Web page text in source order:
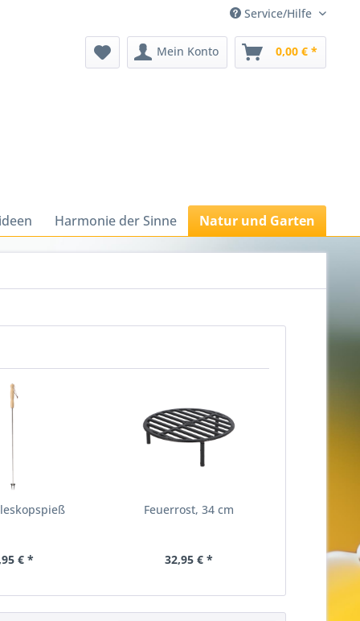
Service/Hilfe
Mein Konto 0,00 € *
Harmonie der Sinne Natur und Garten
€ *
Feuerrost, 34 cm
32,95 € *